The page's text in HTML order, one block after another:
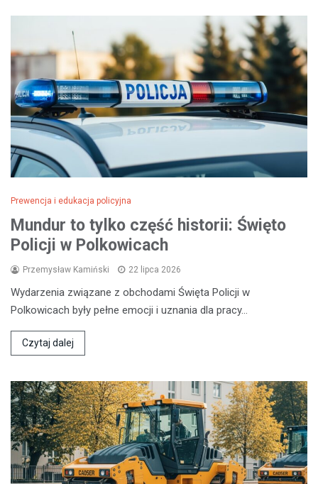
Prewencja i edukacja policyjna
Mundur to tylko część historii: Święto
Policji w Polkowicach
Przemysław Kamiński 22 lipca 2026
Wydarzenia związane z obchodami Święta Policji w
Polkowicach były pełne emocji i uznania dla pracy…
Czytaj dalej